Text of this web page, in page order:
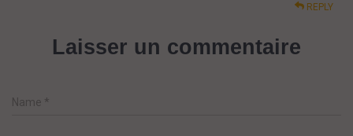
REPLY
Laisser un commentaire
Name *